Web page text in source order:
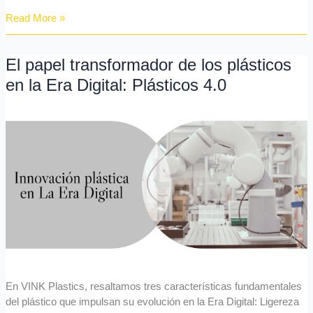
Read More »
El papel transformador de los plásticos
en la Era Digital: Plásticos 4.0
En VINK Plastics, resaltamos tres características fundamentales
del plástico que impulsan su evolución en la Era Digital: Ligereza
El
papel
transformador
los
Era
Digital: